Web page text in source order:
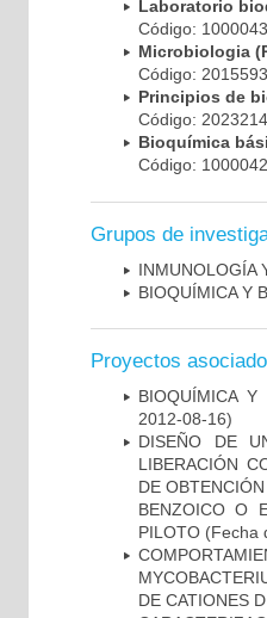
Laboratorio
Código:
Microbiologia
Código:
Principios de
Código:
Bioquímica
Código:
Grupos de
INMUNOLOGÍA
BIOQUÍMICA Y
Proyectos
BIOQUÍMICA Y
2012-08-16)
DISEÑO DE
LIBERACIÓN
DE
BENZOICO O
PILOTO (Fecha
DE CATIONES